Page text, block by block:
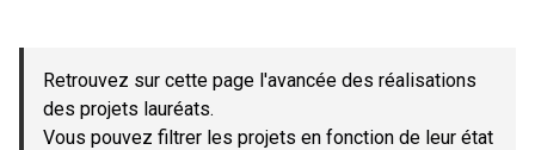
−
Retrouvez sur cette page l'avancée des réalisations
des projets lauréats.
Vous pouvez filtrer les projets en fonction de leur état